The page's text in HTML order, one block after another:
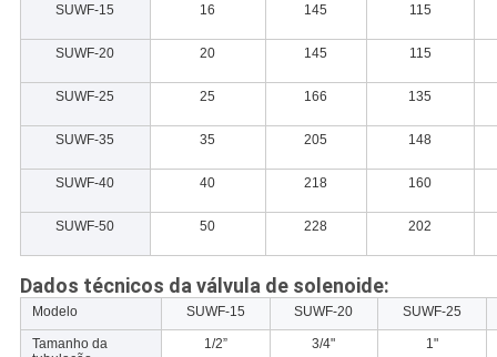
SUWF-15 16 145 115
SUWF-20 20 145 115
SUWF-25 25 166 135
SUWF-35 35 205 148
SUWF-40 40 218 160
SUWF-50 50 228 202
Dados técnicos da válvula de solenoide:
Modelo SUWF-15 SUWF-20 SUWF-25
Tamanho da
1/2” 3/4" 1"